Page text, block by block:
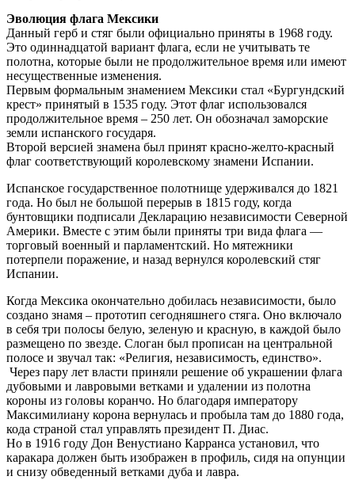
Эволюция флага Мексики
Данный герб и стяг были официально приняты в 1968 году.
Это одиннадцатой вариант флага, если не учитывать те
полотна, которые были не продолжительное время или имеют
несущественные изменения.
Первым формальным знамением Мексики стал «Бургундский
крест» принятый в 1535 году. Этот флаг использовался
продолжительное время – 250 лет. Он обозначал заморские
земли испанского государя.
Второй версией знамена был принят красно-желто-красный
флаг соответствующий королевскому знамени Испании.
Испанское государственное полотнище удерживался до 1821
года. Но был не большой перерыв в 1815 году, когда
бунтовщики подписали Декларацию независимости Северной
Америки. Вместе с этим были приняты три вида флага —
торговый военный и парламентский. Но мятежники
потерпели поражение, и назад вернулся королевский стяг
Испании.
Когда Мексика окончательно добилась независимости, было
создано знамя – прототип сегодняшнего стяга. Оно включало
в себя три полосы белую, зеленую и красную, в каждой было
размещено по звезде. Слоган был прописан на центральной
полосе и звучал так: «Религия, независимость, единство».
Через пару лет власти приняли решение об украшении флага
дубовыми и лавровыми ветками и удалении из полотна
короны из головы коранчо. Но благодаря императору
Максимилиану корона вернулась и пробыла там до 1880 года,
кода страной стал управлять президент П. Диас.
Но в 1916 году Дон Венустиано Карранса установил, что
каракара должен быть изображен в профиль, сидя на опунции
и снизу обведенный ветками дуба и лавра.